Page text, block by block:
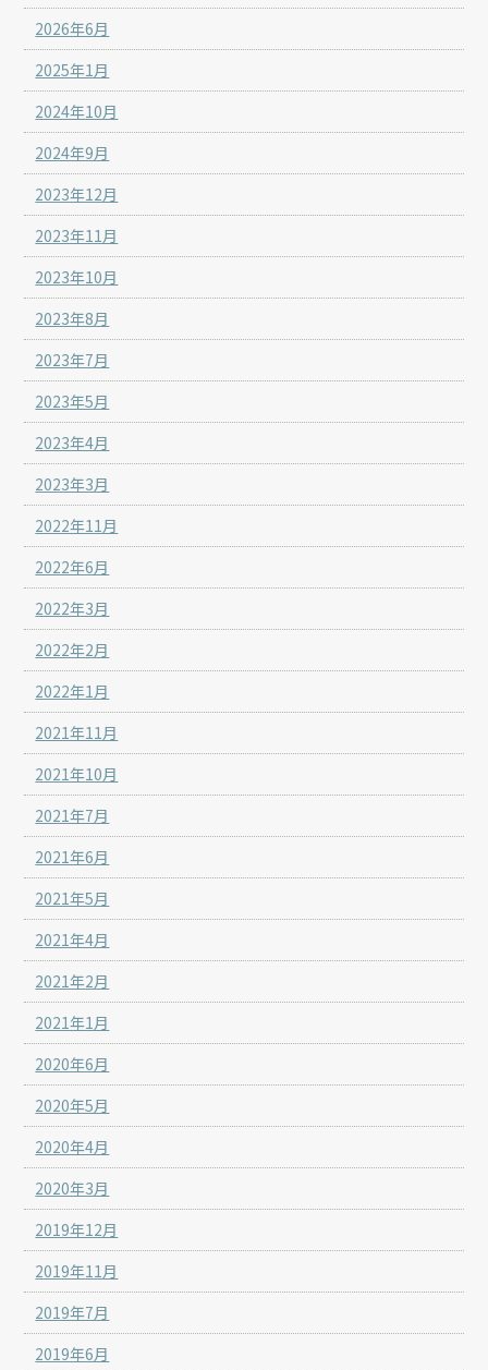
2026年6月
2025年1月
2024年10月
2024年9月
2023年12月
2023年11月
2023年10月
2023年8月
2023年7月
2023年5月
2023年4月
2023年3月
2022年11月
2022年6月
2022年3月
2022年2月
2022年1月
2021年11月
2021年10月
2021年7月
2021年6月
2021年5月
2021年4月
2021年2月
2021年1月
2020年6月
2020年5月
2020年4月
2020年3月
2019年12月
2019年11月
2019年7月
2019年6月